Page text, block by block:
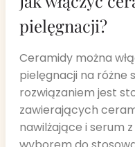
pielęgnacji?
Ceramidy można
pielęgnacji na różne
rozwiązaniem jest
zawierających
nawilżające i serum